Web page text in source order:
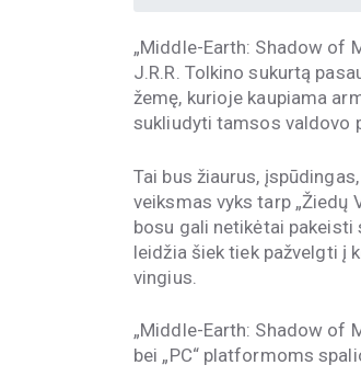
„Middle-Earth: Shadow of
J.R.R. Tolkino sukurtą
žemę, kurioje kaupiama
sukliudyti tamsos valdovo
Tai bus žiaurus,
veiksmas vyks tarp „Žiedų
bosu gali netikėtai pakeisti
leidžia šiek tiek pažvelgti į
vingius.
„Middle-Earth: Shadow of
bei „PC“ platformoms